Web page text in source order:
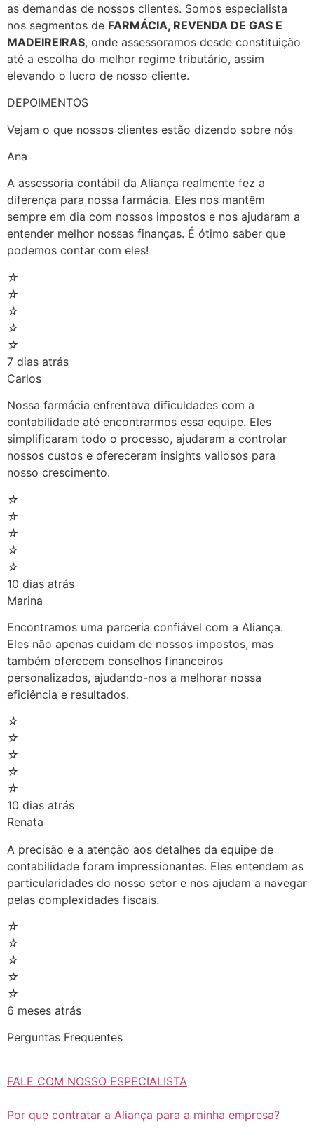
as demandas de nossos clientes. Somos especialista
nos segmentos de FARMÁCIA, REVENDA DE GAS E
MADEIREIRAS, onde assessoramos desde constituição
até a escolha do melhor regime tributário, assim
elevando o lucro de nosso cliente.
DEPOIMENTOS
Vejam o que nossos clientes estão dizendo sobre nós
Ana
A assessoria contábil da Aliança realmente fez a
diferença para nossa farmácia. Eles nos mantêm
sempre em dia com nossos impostos e nos ajudaram a
entender melhor nossas finanças. É ótimo saber que
podemos contar com eles!
☆
☆
☆
☆
☆
7 dias atrás
Carlos
Nossa farmácia enfrentava dificuldades com a
contabilidade até encontrarmos essa equipe. Eles
simplificaram todo o processo, ajudaram a controlar
nossos custos e ofereceram insights valiosos para
nosso crescimento.
☆
☆
☆
☆
☆
10 dias atrás
Marina
Encontramos uma parceria confiável com a Aliança.
Eles não apenas cuidam de nossos impostos, mas
também oferecem conselhos financeiros
personalizados, ajudando-nos a melhorar nossa
eficiência e resultados.
☆
☆
☆
☆
☆
10 dias atrás
Renata
A precisão e a atenção aos detalhes da equipe de
contabilidade foram impressionantes. Eles entendem as
particularidades do nosso setor e nos ajudam a navegar
pelas complexidades fiscais.
☆
☆
☆
☆
☆
6 meses atrás
Perguntas Frequentes
FALE COM NOSSO ESPECIALISTA
Por que contratar a Aliança para a minha empresa?